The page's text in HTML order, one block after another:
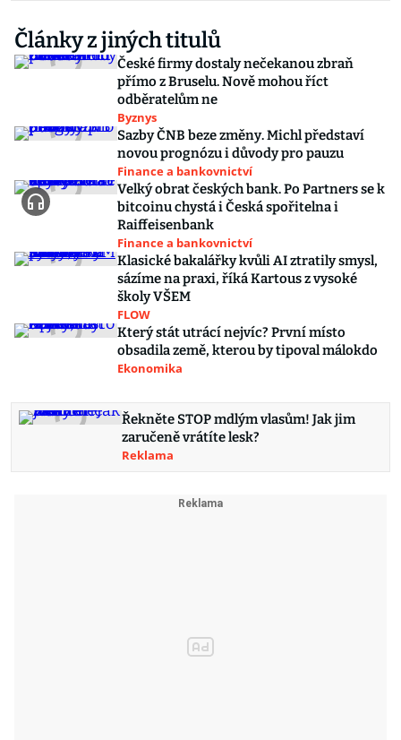
Články z jiných titulů
České firmy dostaly nečekanou zbraň
přímo z Bruselu. Nově mohou říct
odběratelům ne
Byznys
Sazby ČNB beze změny. Michl představí
novou prognózu i důvody pro pauzu
Finance a bankovnictví
Velký obrat českých bank. Po Partners se k
bitcoinu chystá i Česká spořitelna i
Raiffeisenbank
Finance a bankovnictví
Klasické bakalářky kvůli AI ztratily smysl,
sázíme na praxi, říká Kartous z vysoké
školy VŠEM
FLOW
Který stát utrácí nejvíc? První místo
obsadila země, kterou by tipoval málokdo
Ekonomika
Řekněte STOP mdlým vlasům! Jak jim
zaručeně vrátíte lesk?
Reklama